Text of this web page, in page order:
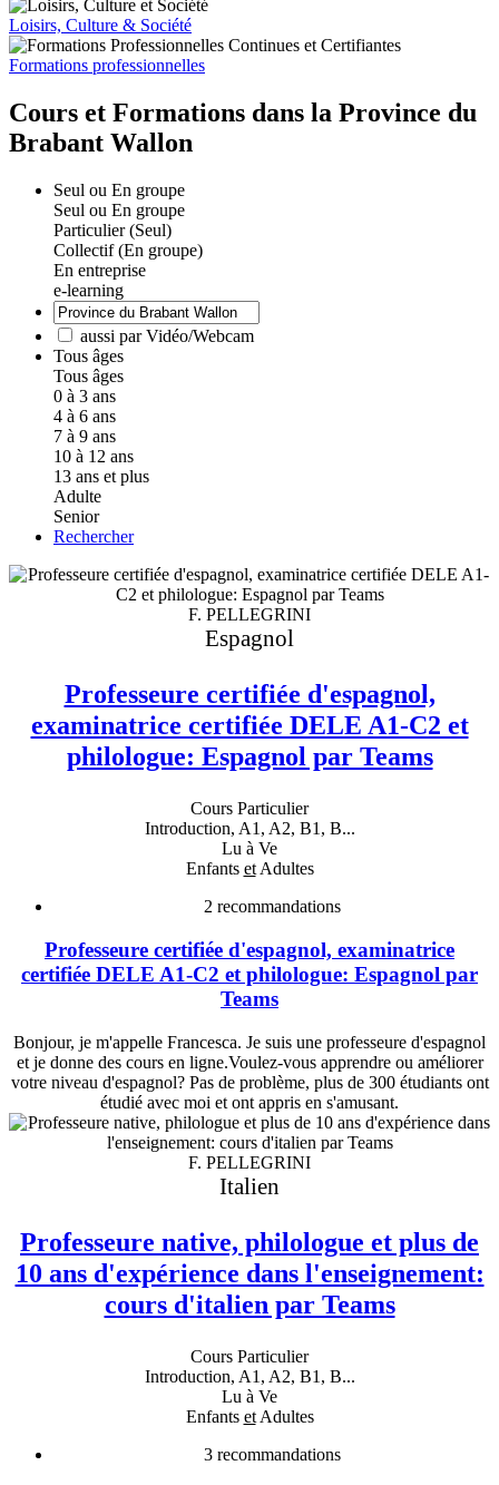
Loisirs, Culture & Société
Formations professionnelles
Cours et Formations dans la Province du
Brabant Wallon
Seul ou En groupe
Seul ou En groupe
Particulier (Seul)
Collectif (En groupe)
En entreprise
e-learning
aussi par Vidéo/Webcam
Tous âges
Tous âges
0 à 3 ans
4 à 6 ans
7 à 9 ans
10 à 12 ans
13 ans et plus
Adulte
Senior
Rechercher
F. PELLEGRINI
Espagnol
Professeure certifiée d'espagnol,
examinatrice certifiée DELE A1-C2 et
philologue: Espagnol par Teams
Cours Particulier
Introduction, A1, A2, B1, B...
Lu à Ve
Enfants etAdultes
2 recommandations
Professeure certifiée d'espagnol, examinatrice
certifiée DELE A1-C2 et philologue: Espagnol par
Teams
Bonjour, je m'appelle Francesca. Je suis une professeure d'espagnol
et je donne des cours en ligne.Voulez-vous apprendre ou améliorer
votre niveau d'espagnol? Pas de problème, plus de 300 étudiants ont
étudié avec moi et ont appris en s'amusant.
F. PELLEGRINI
Italien
Professeure native, philologue et plus de
10 ans d'expérience dans l'enseignement:
cours d'italien par Teams
Cours Particulier
Introduction, A1, A2, B1, B...
Lu à Ve
Enfants etAdultes
3recommandations